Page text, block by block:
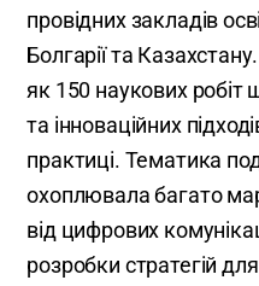
провідних закладів
Болгарії та
як 150 наукових робіт
та інноваційних
практиці. Тематика
охоплювала багато
від цифрових
розробки стратегій